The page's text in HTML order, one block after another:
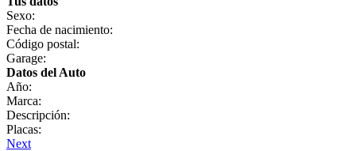
Sexo:
Fecha de nacimiento:
Código postal:
Garage:
Datos del Auto
Año:
Marca:
Descripción:
Placas:
Next